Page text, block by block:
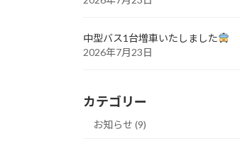
中型バス1台増車いたしました
2026年7月23日
カテゴリー
お知らせ (9)